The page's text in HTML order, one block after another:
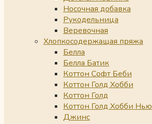
Носочная добавка
Рукодельница
Веревочная
Хлопкосодержащая пряжа
Белла
Белла Батик
Коттон Софт Беби
Коттон Голд Хобби
Коттон Голд
Коттон Голд Хобби Нью
Джинс